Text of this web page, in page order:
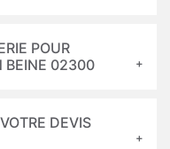
POUR
BEINE 02300
DEVIS